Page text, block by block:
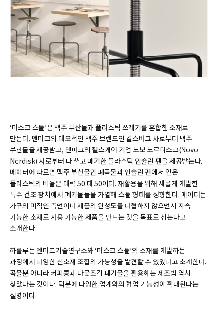
‘마스크 스툴’은 맥주 부산물과 플라스틱 쓰레기를 혼합한 소재로
만든다. 덴마크의 대표적인 맥주 브랜드인 칼스버그 사로부터 맥주
부산물을 제공받고, 덴마크의 헬스케어 기업 노보 노르디스크(Novo
Nordisk) 사로부터 다 쓰고 폐기한 플라스틱 인슐린 펜을 제공받는다.
메이터에 따르면 맥주 부산물인 폐곡물과 인슐린 펜에서 얻은
플라스틱의 비율은 대략 50 대 50이다. 재활용을 위해 새롭게 개발한
특수 건조 장치에서 폐기물들을 가열해 스툴 형태를 성형한다. 메이터는
가구의 미적인 측면이나 제품의 완성도를 타협하지 않으면서 지속
가능한 소재로 사용 가능한 제품을 만드는 것을 목표로 삼는다고
소개한다.
하를루는 덴마크기술연구소와 ‘마스크 스툴’의 소재를 개발하는
과정에서 다양한 신소재 조합의 가능성을 발견할 수 있었다고 소개한다.
곡물뿐 아니라 커피콩과 나뭇조각 폐기물을 활용하는 제조법 역시
찾았다는 것이다. 덕분에 다양한 업계와의 협업 가능성이 확대된다는
설명이다.